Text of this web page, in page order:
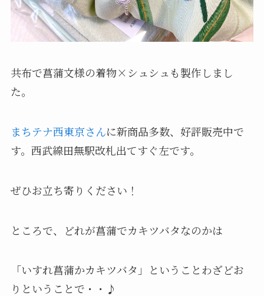
共布で菖蒲文様の着物×シュシュも製作しまし
た。
まちテナ西東京さんに新商品多数、好評販売中で
す。西武線田無駅改札出てすぐ左です。
ぜひお立ち寄りください！
ところで、どれが菖蒲でカキツバタなのかは
「いすれ菖蒲かカキツバタ」ということわざどお
りということで・・♪